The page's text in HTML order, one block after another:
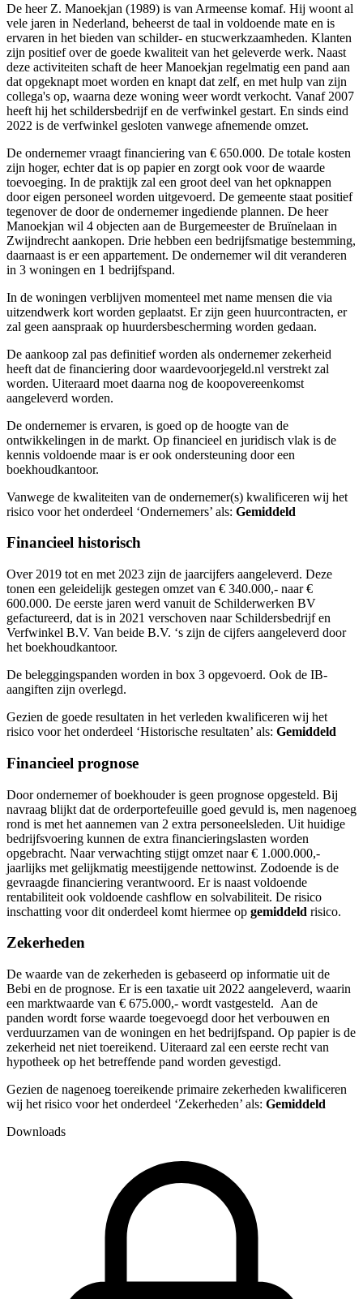
De heer Z. Manoekjan (1989) is van Armeense komaf. Hij woont al
vele jaren in Nederland, beheerst de taal in voldoende mate en is
ervaren in het bieden van schilder- en stucwerkzaamheden. Klanten
zijn positief over de goede kwaliteit van het geleverde werk. Naast
deze activiteiten schaft de heer Manoekjan regelmatig een pand aan
dat opgeknapt moet worden en knapt dat zelf, en met hulp van zijn
collega's op, waarna deze woning weer wordt verkocht. Vanaf 2007
heeft hij het schildersbedrijf en de verfwinkel gestart. En sinds eind
2022 is de verfwinkel gesloten vanwege afnemende omzet.
De ondernemer vraagt financiering van € 650.000. De totale kosten
zijn hoger, echter dat is op papier en zorgt ook voor de waarde
toevoeging. In de praktijk zal een groot deel van het opknappen
door eigen personeel worden uitgevoerd. De gemeente staat positief
tegenover de door de ondernemer ingediende plannen. De heer
Manoekjan wil 4 objecten aan de Burgemeester de Bruïnelaan in
Zwijndrecht aankopen. Drie hebben een bedrijfsmatige bestemming,
daarnaast is er een appartement. De ondernemer wil dit veranderen
in 3 woningen en 1 bedrijfspand.
In de woningen verblijven momenteel met name mensen die via
uitzendwerk kort worden geplaatst. Er zijn geen huurcontracten, er
zal geen aanspraak op huurdersbescherming worden gedaan.
De aankoop zal pas definitief worden als ondernemer zekerheid
heeft dat de financiering door waardevoorjegeld.nl verstrekt zal
worden. Uiteraard moet daarna nog de koopovereenkomst
aangeleverd worden.
De ondernemer is ervaren, is goed op de hoogte van de
ontwikkelingen in de markt. Op financieel en juridisch vlak is de
kennis voldoende maar is er ook ondersteuning door een
boekhoudkantoor.
Vanwege de kwaliteiten van de ondernemer(s) kwalificeren wij het
risico voor het onderdeel ‘Ondernemers’ als: Gemiddeld
Financieel historisch
Over 2019 tot en met 2023 zijn de jaarcijfers aangeleverd. Deze
tonen een geleidelijk gestegen omzet van € 340.000,- naar €
600.000. De eerste jaren werd vanuit de Schilderwerken BV
gefactureerd, dat is in 2021 verschoven naar Schildersbedrijf en
Verfwinkel B.V. Van beide B.V. ‘s zijn de cijfers aangeleverd door
het boekhoudkantoor.
De beleggingspanden worden in box 3 opgevoerd. Ook de IB-
aangiften zijn overlegd.
Gezien de goede resultaten in het verleden kwalificeren wij het
risico voor het onderdeel ‘Historische resultaten’ als: Gemiddeld
Financieel prognose
Door ondernemer of boekhouder is geen prognose opgesteld. Bij
navraag blijkt dat de orderportefeuille goed gevuld is, men nagenoeg
rond is met het aannemen van 2 extra personeelsleden. Uit huidige
bedrijfsvoering kunnen de extra financieringslasten worden
opgebracht. Naar verwachting stijgt omzet naar € 1.000.000,-
jaarlijks met gelijkmatig meestijgende nettowinst. Zodoende is de
gevraagde financiering verantwoord. Er is naast voldoende
rentabiliteit ook voldoende cashflow en solvabiliteit. De risico
inschatting voor dit onderdeel komt hiermee op gemiddeld risico.
Zekerheden
De waarde van de zekerheden is gebaseerd op informatie uit de
Bebi en de prognose. Er is een taxatie uit 2022 aangeleverd, waarin
een marktwaarde van € 675.000,- wordt vastgesteld. Aan de
panden wordt forse waarde toegevoegd door het verbouwen en
verduurzamen van de woningen en het bedrijfspand. Op papier is de
zekerheid net niet toereikend. Uiteraard zal een eerste recht van
hypotheek op het betreffende pand worden gevestigd.
Gezien de nagenoeg toereikende primaire zekerheden kwalificeren
wij het risico voor het onderdeel ‘Zekerheden’ als: Gemiddeld
Downloads